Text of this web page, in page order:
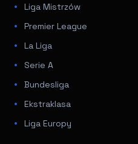
Liga Mistrzów
Premier League
La Liga
Serie A
Bundesliga
Ekstraklasa
Liga Europy